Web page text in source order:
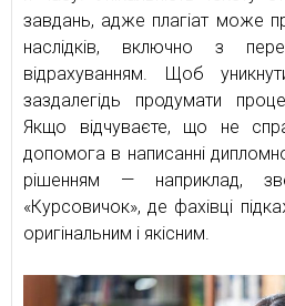
завдань, адже плагіат може
наслідків, включно з
відрахуванням. Щоб
заздалегідь продумати
Якщо відчуваєте, що не
допомога в написанні
рішенням — наприклад,
«Курсовичок», де фахівці
оригінальним і якісним.